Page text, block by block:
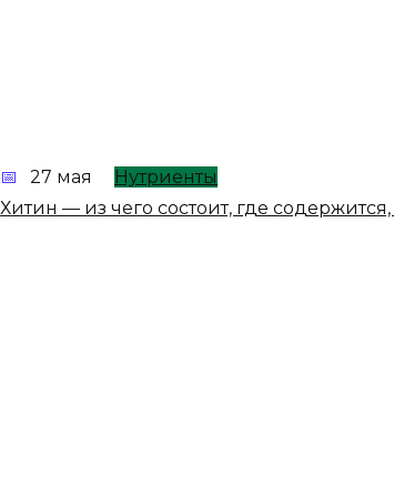
27 мая
Нутриенты
Хитин — из чего состоит, где